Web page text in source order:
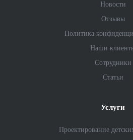
Новости
Отзывы
Политика
Наши
Сотрудники
Статьи
Услуги
Проектирование